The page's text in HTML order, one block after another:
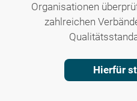
Organisationen
zahlreichen
Hierfür